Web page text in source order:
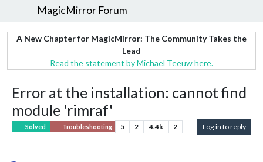
MagicMirror Forum
A New Chapter for MagicMirror: The Community Takes the
Lead
Read the statement by Michael Teeuw here.
Error at the installation: cannot find
module 'rimraf'
Solved Troubleshooting 5 2 4.4k 2 Log in to reply